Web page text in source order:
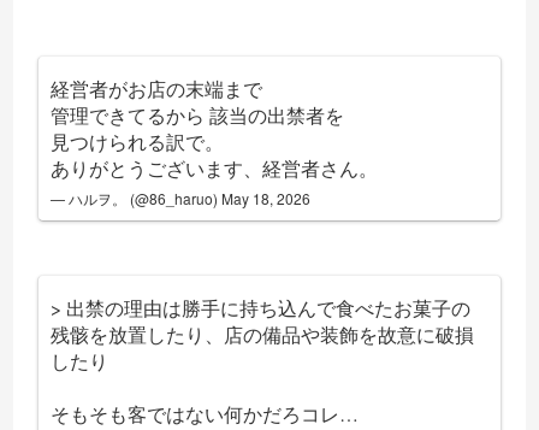
経営者がお店の末端まで
管理できてるから 該当の出禁者を
見つけられる訳で。
ありがとうございます、経営者さん。
— ハルヲ。 (@86_haruo) May 18, 2026
> 出禁の理由は勝手に持ち込んで食べたお菓子の
残骸を放置したり、店の備品や装飾を故意に破損
したり
そもそも客ではない何かだろコレ…